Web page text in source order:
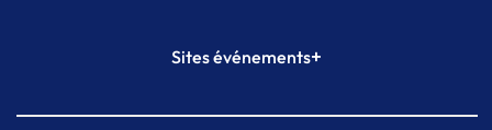
Plateforme Formation
Sites événements+
Meeting de Paris indoor